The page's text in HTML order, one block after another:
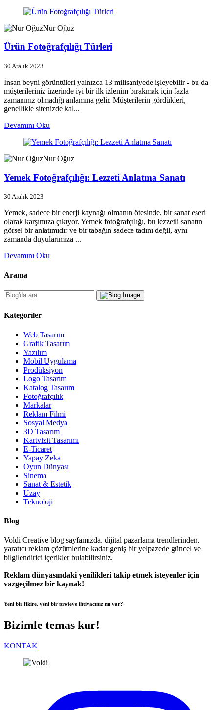
Nur Oğuz
Ürün Fotoğrafçılığı Türleri
30 Aralık 2023
İnsan beyni görüntüleri yalnızca 13 milisaniyede işleyebilir - bu da
müşterileriniz üzerinde iyi bir ilk izlenim bırakmak için fazla
zamanınız olmadığı anlamına gelir. Müşterilerin gördükleri,
genellikle sitenizde kal...
Devamını Oku
Nur Oğuz
Yemek Fotoğrafçılığı: Lezzeti Anlatma Sanatı
30 Aralık 2023
Yemek, sadece bir enerji kaynağı olmanın ötesinde, bir sanat eseri
olarak karşımıza çıkıyor. Yemek fotoğrafçılığı, bu lezzetli sanatın
görsel bir anlatımıdır ve bir tabağın sadece tadını değil, aynı
zamanda duyularımıza ...
Devamını Oku
Arama
Kategoriler
Web Tasarım
Grafik Tasarım
Yazılım
Mobil Uygulama
Prodüksiyon
Logo Tasarım
Katalog Tasarım
Fotoğrafçılık
Markalar
Reklam Filmi
Sosyal Medya
3D Tasarım
Kartvizit Tasarımı
E-Ticaret
Yapay Zeka
Oyun Dünyası
Sinema
Sanat & Estetik
Uzay
Teknoloji
Blog
Voldi Creative blog sayfamızda, dijital pazarlama trendlerinden,
yaratıcı reklam çözümlerine kadar geniş bir yelpazede güncel ve
bilgilendirici içerikler bulabilirsiniz.
Reklam dünyasındaki yenilikleri takip etmek isteyenler için
vazgeçilmez bir kaynak!
Yeni bir fikire, yeni bir projeye ihtiyacınız mı var?
Bizimle temas kur!
KONTAK